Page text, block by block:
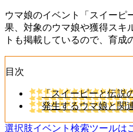
ウマ娘のイベント「スイーピ
果、対象のウマ娘や獲得スキ
トも掲載しているので、育成
目次
「スイーピーと伝説
発生するウマ娘と関
選択肢イベント検索ツールは